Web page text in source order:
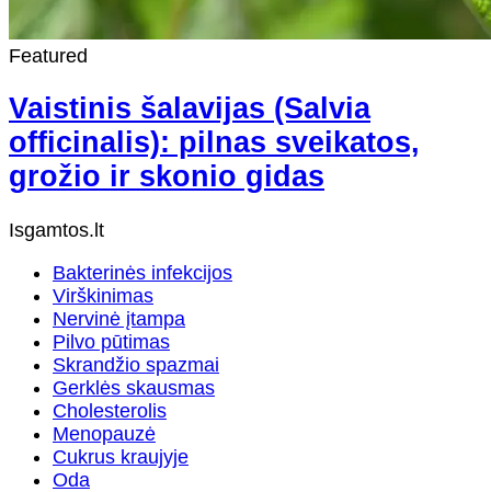
Featured
Vaistinis šalavijas (Salvia
officinalis): pilnas sveikatos,
grožio ir skonio gidas
Isgamtos.lt
Bakterinės infekcijos
Virškinimas
Nervinė įtampa
Pilvo pūtimas
Skrandžio spazmai
Gerklės skausmas
Cholesterolis
Menopauzė
Cukrus kraujyje
Oda